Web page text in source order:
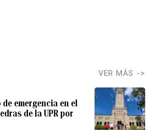
VER MÁS
emergencia en el
de la UPR por